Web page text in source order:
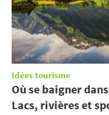
Idées tourisme
Où se baigner
Lacs, rivières et